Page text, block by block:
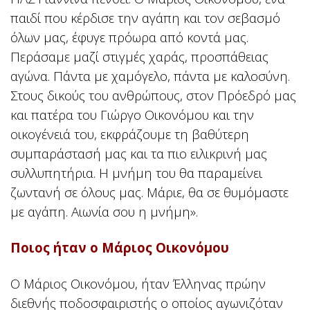
παιδί που κέρδισε την αγάπη και τον σεβασμό
όλων μας, έφυγε πρόωρα από κοντά μας.
Περάσαμε μαζί στιγμές χαράς, προσπάθειας
αγώνα. Πάντα με χαμόγελο, πάντα με καλοσύνη.
Στους δικούς του ανθρώπους, στον Πρόεδρό μας
και πατέρα του Γιώργο Οικονόμου και την
οικογένειά του, εκφράζουμε τη βαθύτερη
συμπαράστασή μας και τα πιο ειλικρινή μας
συλλυπητήρια. Η μνήμη του θα παραμείνει
ζωντανή σε όλους μας. Μάριε, θα σε θυμόμαστε
με αγάπη. Αιωνία σου η μνήμη».
Ποιος ήταν ο Μάριος Οικονόμου
Ο Μάριος Οικονόμου, ήταν Έλληνας πρώην
διεθνής ποδοσφαιριστής ο οποίος αγωνιζόταν